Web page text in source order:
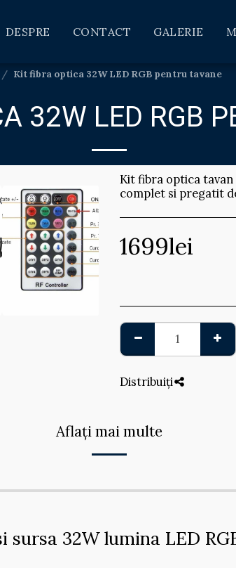
DESPRE CONTACT GALERIE
Kit fibra optica 32W LED RGB pentru tavane
32W LED RGB
Kit fibra optica tavan
complet si pregatit
1699lei
Distribuiți
Aflați mai multe
32W lumina LED